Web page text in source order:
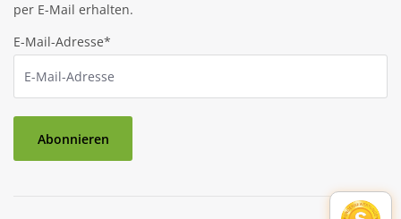
per E-Mail erhalten.
E-Mail-Adresse*
Abonnieren